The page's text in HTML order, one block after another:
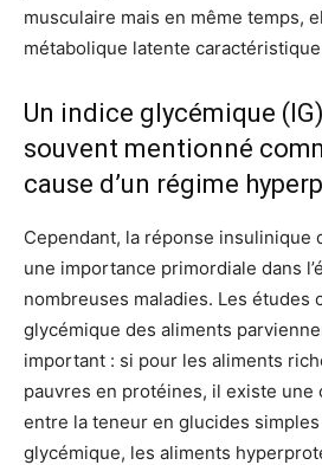
musculaire mais en même temps,
métabolique latente
Un indice glycémique
souvent mentionné
cause d’un régime
Cependant, la réponse insulinique
une importance primordiale dans
nombreuses maladies. Les études
glycémique des aliments
important : si pour les aliments
pauvres en protéines, il existe
entre la teneur en glucides simples
glycémique, les aliments